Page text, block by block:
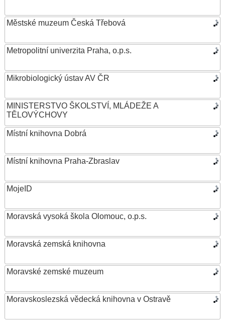
Městské muzeum Česká Třebová
Metropolitní univerzita Praha, o.p.s.
Mikrobiologický ústav AV ČR
MINISTERSTVO ŠKOLSTVÍ, MLÁDEŽE A
TĚLOVÝCHOVY
Místní knihovna Dobrá
Místní knihovna Praha-Zbraslav
MojeID
Moravská vysoká škola Olomouc, o.p.s.
Moravská zemská knihovna
Moravské zemské muzeum
Moravskoslezská vědecká knihovna v Ostravě